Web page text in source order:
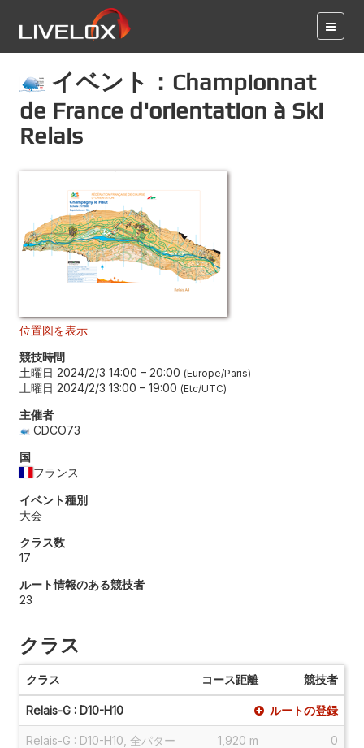
イベント：Championnat
de France d'orientation à Ski
Relais
位置図を表示
競技時間
土曜日 2024/2/3 14:00 – 20:00 Europe/Paris
土曜日 2024/2/3 13:00 – 19:00 Etc/UTC
主催者
CDCO73
国
フランス
イベント種別
大会
クラス数
17
ルート情報のある競技者
23
クラス
クラス コース距離 競技者
Relais-G : D10-H10 ルートの登録
Relais-G : D10-H10, 全パター
1,920 m 0